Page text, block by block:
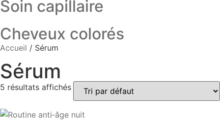
Soin capillaire
Cheveux colorés
Accueil / Sérum
Sérum
5 résultats affichés